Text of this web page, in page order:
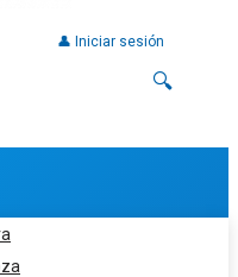
👤 Iniciar sesión
🔍